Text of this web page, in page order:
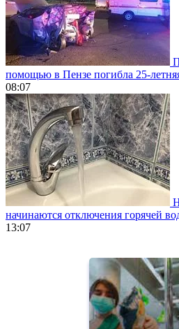
помощью в Пензе погибла 25-
08:07
начинаются отключения горячей
13:07